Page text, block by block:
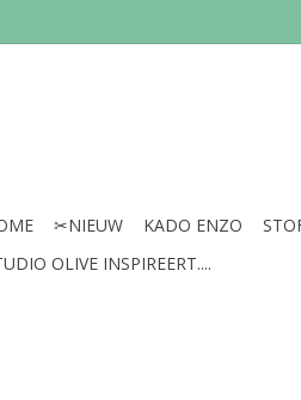
✂︎NIEUW KADO ENZO
OLIVE INSPIREERT....